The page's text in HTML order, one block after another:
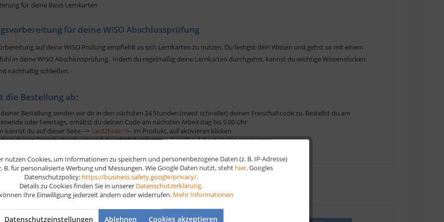
für deine Basis Lernkarten
für deine WISO Abschlussprüfung
auf deine WISO Prüfung empfiehlt es sich Lernkarten zu nutzen. Du festigst dein Wissen und gehst so mit einem
in deine WISO Abschlussprüfung. Indem du regelmäßig deine Lernkarten durchgehst, kannst du wichtige Wissenslücken
nachhaltig schließen.
die Bestellung ab:
Bestellung senden wir dir in den nächsten 24 Stunden (meist schneller) deinen Freischaltcode zu. Bestellst du am
oder Feiertags, erhältst du deinen Code am nächsten Arbeitstag bis 9.00 Uhr.
kannst du auf dieser Seite --> card2brain <-- im Produkt, auf aktivieren klicken
dort deinen Freischaltcode ein und du erhältst sofortigen Zugriff auf die digitalen Lernkarten
Aktiv
nutzen Cookies, um Informationen zu speichern und personenbezogene Daten (z. B. IP-Adresse)
B. für personalisierte Werbung und Messungen. Wie Google Daten nutzt, steht hier. Googles
Datenschutzpolicy: https://business.safety.google/privacy/.
Details zu Cookies finden Sie in unserer Datenschutzerklärung.
Ihre Einwilligung jederzeit ändern oder widerrufen. Mehr Informationen
Datenschutzeinstellungen Ablehnen Cookies akzeptieren